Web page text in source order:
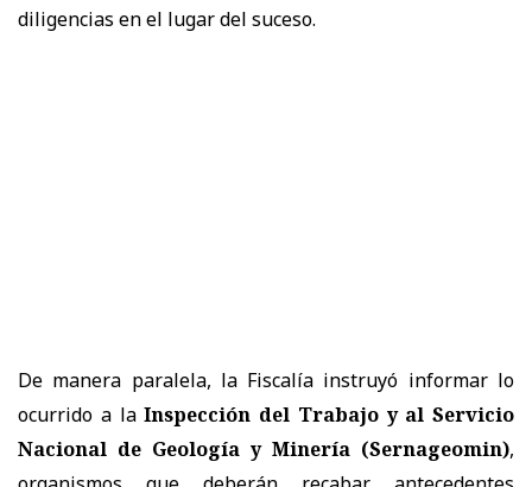
diligencias en el lugar del suceso.
De manera paralela, la Fiscalía instruyó informar lo
ocurrido a laInspección del Trabajo y al Servicio
Nacional de Geología y Minería (Sernageomin),